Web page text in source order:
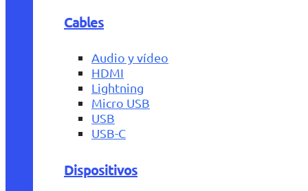
Cables
Audio y vídeo
HDMI
Lightning
Micro USB
USB
USB-C
Dispositivos